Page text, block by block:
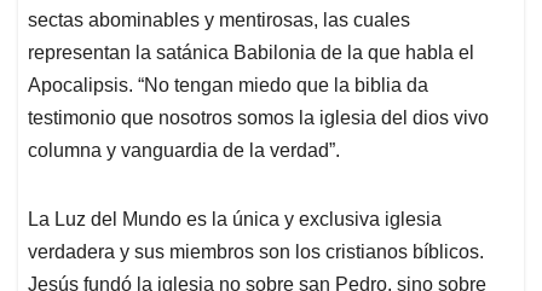
sectas abominables y mentirosas, las cuales
representan la satánica Babilonia de la que habla el
Apocalipsis. “No tengan miedo que la biblia da
testimonio que nosotros somos la iglesia del dios vivo
columna y vanguardia de la verdad”.
La Luz del Mundo es la única y exclusiva iglesia
verdadera y sus miembros son los cristianos bíblicos.
Jesús fundó la iglesia no sobre san Pedro, sino sobre